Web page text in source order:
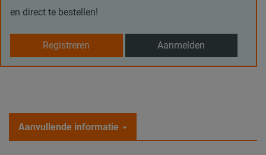
en direct te bestellen!
Registreren Aanmelden
Aanvullende informatie